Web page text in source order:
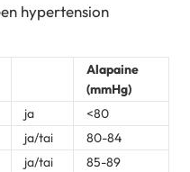
hypertension
Alapaine
(mmHg)
ja
<80
ja/tai
80-84
ja/tai
85-89